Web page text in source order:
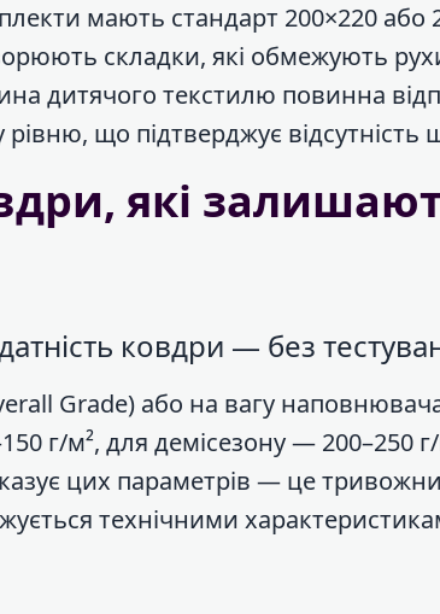
мають стандарт 200×220
складки, які обмежують
дитячого текстилю повинна
що підтверджує відсутність
які
ковдри — без
Grade) або на вагу
г/м², для демісезону — 200–250
цих параметрів — це
технічними